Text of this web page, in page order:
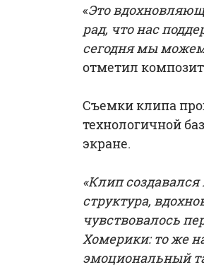
«Это
рад, что нас
сегодня мы
отметил
Съемки клипа
технологичной
экране.
«Клип
структура,
чувствовалось
Хомерики: то же
эмоциональный